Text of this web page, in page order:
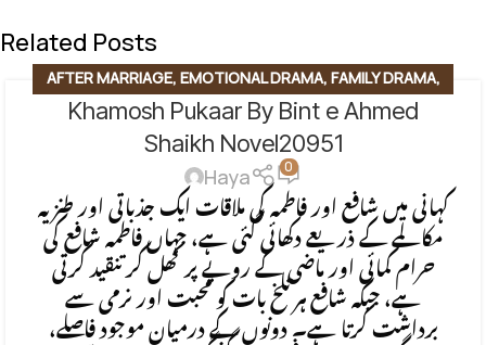
Related Posts
AFTER MARRIAGE, EMOTIONAL DRAMA, FAMILY DRAMA,
FAMILY STORY,FORCED MARRIAGE BASED,ROMANTIC
,RUDE HERO BASED,SECOND MARRIAGE
BASED,SOCIAL ENGINEERING
Khamosh Pukaar By Bint e Ahmed
Shaikh Novel20951
Haya 0
کہانی میں شافع اور فاطمہ کی ملاقات ایک جذباتی اور طنزیہ
مکالمے کے ذریعے دکھائی گئی ہے، جہاں فاطمہ شافع کی
حرام کمائی اور ماضی کے رویے پر کھل کر تنقید کرتی
ہے، جبکہ شافع ہر تلخ بات کو محبت اور نرمی سے
برداشت کرتا ہے۔ دونوں کے درمیان موجود فاصلے،